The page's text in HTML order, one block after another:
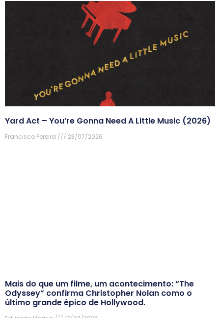
Yard Act – You’re Gonna Need A Little Music (2026)
Francisco Pereira 23/07/2026
Mais do que um filme, um acontecimento: “The
Odyssey” confirma Christopher Nolan como o
último grande épico de Hollywood.